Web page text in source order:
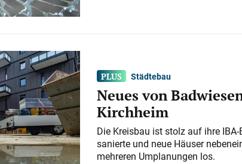
Städtebau
Neues von
Kirchheim
Die Kreisbau ist stolz auf ihre
sanierte und neue Häuser
mehreren Umplanungen los.